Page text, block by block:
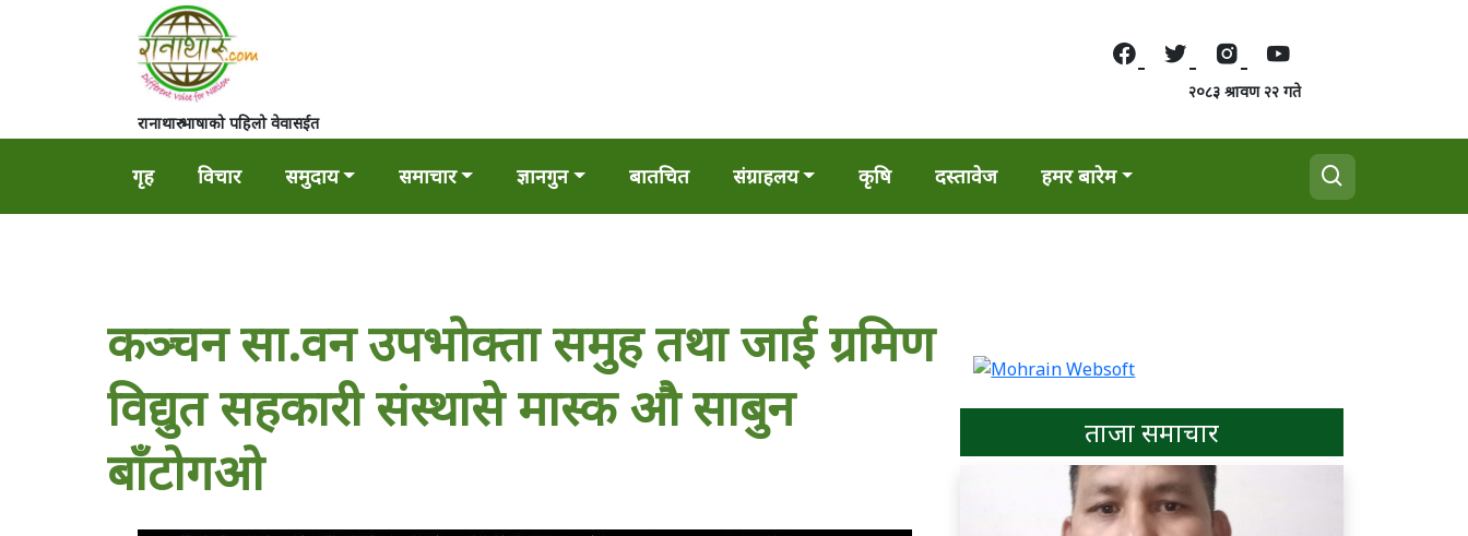
रानाथारु भाषाको पहिलो वेवासईत
२०८३ श्रावण २२ गते
गृह विचार समुदाय समाचार ज्ञानगुन बातचित संग्राहलय कृषि दस्तावेज हमर बारेम
कञ्चन सा.वन उपभोक्ता समुह तथा जाई ग्रमिण
विद्युत सहकारी संस्थासे मास्क औ साबुन
बाँटोगओ
ताजा समाचार